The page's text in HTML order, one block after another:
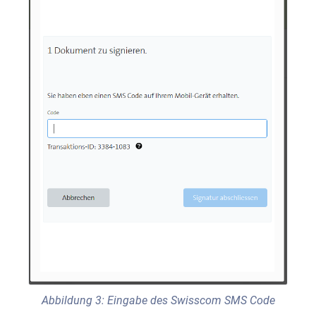
Abbildung 3: Eingabe des Swisscom SMS Code